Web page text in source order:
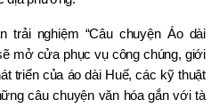
trải nghiệm “Câu chuyện Áo dài
mở cửa phục vụ công chúng, giới
triển của áo dài Huế, các kỹ thuật
câu chuyện văn hóa gắn với tà